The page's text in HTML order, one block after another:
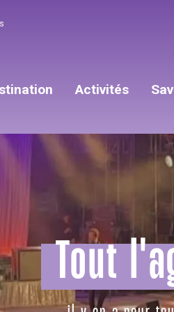
Activités
Tout